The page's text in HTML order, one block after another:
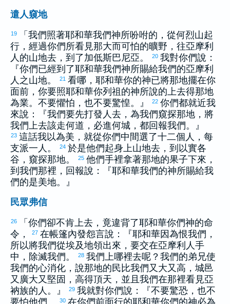
遣人窺地
19 「我們照著耶和華我們神所吩咐的，從何烈山起
行，經過你們所看見那大而可怕的曠野，往亞摩利
人的山地去，到了加低斯巴尼亞。 20 我對你們說：
『你們已經到了耶和華我們神所賜給我們的亞摩利
人之山地。
21 看哪，耶和華你的神已將那地擺在你
面前，你要照耶和華你列祖的神所說的上去得那地
為業。不要懼怕，也不要驚惶。』
22 你們都就近我
來說：『我們要先打發人去，為我們窺探那地，將
我們上去該走何道，必進何城，都回報我們。』
23 這話我以為美，就從你們中間選了十二個人，每
支派一人。
24 於是他們起身上山地去，到 以實各
谷，窺探那地。
25 他們手裡拿著那地的果子下來，
到我們那裡，回報說：『耶和華我們的神所賜給我
們的是美地。』
民眾弗信
26
「你們卻不肯上去，竟違背了耶和華你們神的命
令，
27 在帳篷內發怨言說：『耶和華因為恨我們，
所以將我們從埃及地領出來，要交在亞摩利 人手
中，除滅我們。
28 我們上哪裡去呢？我們的弟兄使
我們的心消化，說那地的民比我們又大又高，城邑
又廣大又堅固，高得頂天，並且我們在那裡看見亞
衲族的人。』 29 我就對你們說：『不要驚恐，也不
要怕他們。
30 在你們前面行的耶和華你們的神必為